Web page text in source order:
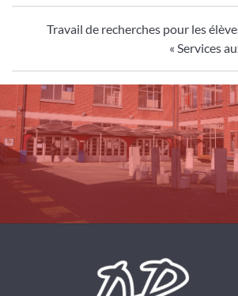
Travail de recherches pour les
« Services